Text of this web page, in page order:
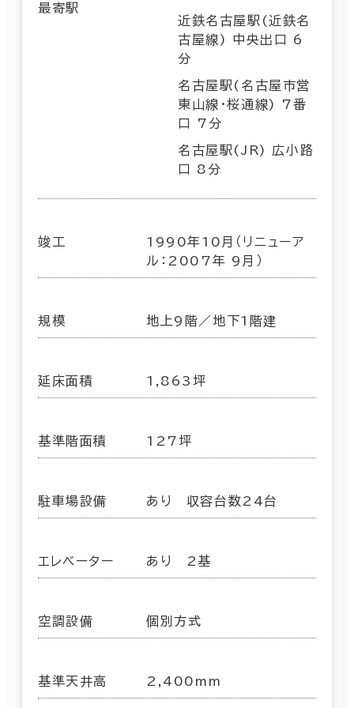
最寄駅
近鉄名古屋駅(近鉄名
古屋線) 中央出口 6
分
名古屋駅(名古屋市営
東山線･桜通線) 7番
口 7分
名古屋駅(JR) 広小路
口 8分
竣工
1990年10月（リニューア
ル：2007年 9月）
規模 地上9階／地下1階建
延床面積 1,863坪
基準階面積 127坪
駐車場設備 あり 収容台数24台
エレベーター あり 2基
空調設備 個別方式
基準天井高 2,400mm